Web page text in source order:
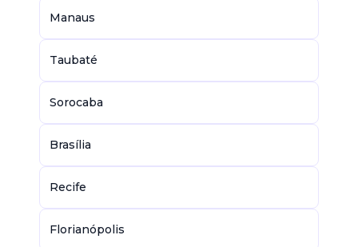
Manaus
Taubaté
Sorocaba
Brasília
Recife
Florianópolis